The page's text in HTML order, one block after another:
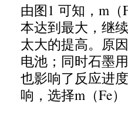
由图1 可知， m （
本达到最大， 继
太大的提高。原
电池； 同时石墨
也影响了反应进
响，选择m （Fe）